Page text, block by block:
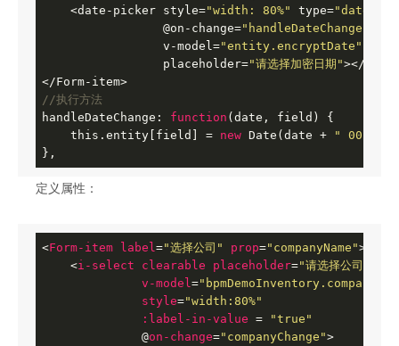
    <date-picker style=
"width: 80%" type="date"
                 @on-change=
                 v-model=
"entity.encryptDate"
                 placeholder=
"请选择加密日期"></
</Form-item>
//执行方法
handleDateChange: function (date, field)
{
    this.entity[field] =
new Date(date +
"
},
定义属性：
<Form-item label ="选择公司" prop="companyName">
<i-select clearable placeholder="请选择公司"
v-model =
style="width:80%"
:label-in-value =
"true"
              @
on-change="companyChange">